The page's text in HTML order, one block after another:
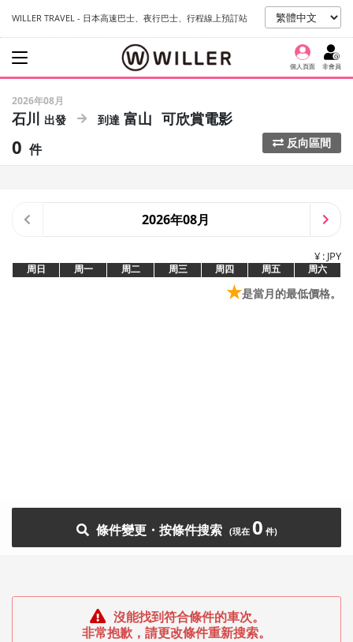
WILLER TRAVEL - 日本高速巴士、夜行巴士、行程線上預訂站
個人頁面 非會員
2026年08月
石川 富山 可欣賞電影
0 件 反向區間
2026年08月
¥ : JPY
周日 周一 周二 周三 周四 周五 周六
★是當月的最低價格。
條件變更・按條件搜索 0
沒能找到符合條件的車次。
非常抱歉，請更改條件重新搜索。